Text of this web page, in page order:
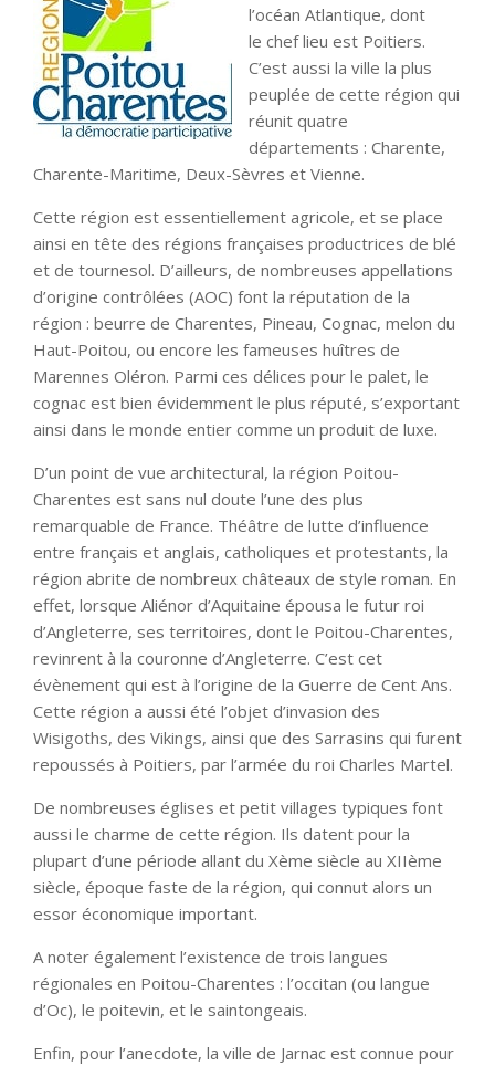
l’océan Atlantique, dont
le chef lieu est Poitiers.
C’est aussi la ville la plus
peuplée de cette région qui
réunit quatre
départements : Charente,
Charente-Maritime, Deux-Sèvres et Vienne.
Cette région est essentiellement agricole, et se place
ainsi en tête des régions françaises productrices de blé
et de tournesol. D’ailleurs, de nombreuses appellations
d’origine contrôlées (AOC) font la réputation de la
région : beurre de Charentes, Pineau, Cognac, melon du
Haut-Poitou, ou encore les fameuses huîtres de
Marennes Oléron. Parmi ces délices pour le palet, le
cognac est bien évidemment le plus réputé, s’exportant
ainsi dans le monde entier comme un produit de luxe.
D’un point de vue architectural, la région Poitou-
Charentes est sans nul doute l’une des plus
remarquable de France. Théâtre de lutte d’influence
entre français et anglais, catholiques et protestants, la
région abrite de nombreux châteaux de style roman. En
effet, lorsque Aliénor d’Aquitaine épousa le futur roi
d’Angleterre, ses territoires, dont le Poitou-Charentes,
revinrent à la couronne d’Angleterre. C’est cet
évènement qui est à l’origine de la Guerre de Cent Ans.
Cette région a aussi été l’objet d’invasion des
Wisigoths, des Vikings, ainsi que des Sarrasins qui furent
repoussés à Poitiers, par l’armée du roi Charles Martel.
De nombreuses églises et petit villages typiques font
aussi le charme de cette région. Ils datent pour la
plupart d’une période allant du Xème siècle au XIIème
siècle, époque faste de la région, qui connut alors un
essor économique important.
A noter également l’existence de trois langues
régionales en Poitou-Charentes : l’occitan (ou langue
d’Oc), le poitevin, et le saintongeais.
Enfin, pour l’anecdote, la ville de Jarnac est connue pour